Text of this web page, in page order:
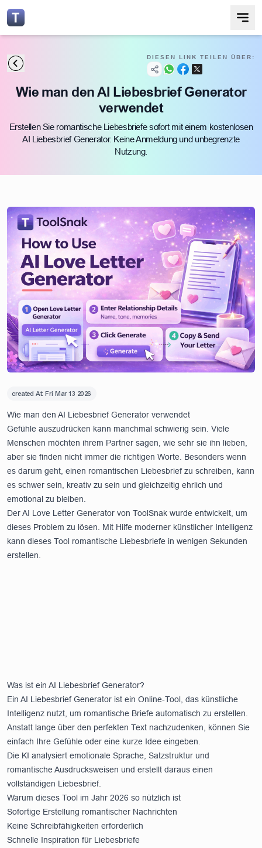
DIESEN LINK TEILEN ÜBER:
Wie man den AI Liebesbrief Generator
verwendet
Erstellen Sie romantische Liebesbriefe sofort mit einem kostenlosen
AI Liebesbrief Generator. Keine Anmeldung und unbegrenzte
Nutzung.
created At:Fri Mar 13 2026
Wie man den AI Liebesbrief Generator verwendet
Gefühle auszudrücken kann manchmal schwierig sein. Viele
Menschen möchten ihrem Partner sagen, wie sehr sie ihn lieben,
aber sie finden nicht immer die richtigen Worte. Besonders wenn
es darum geht, einen romantischen Liebesbrief zu schreiben, kann
es schwer sein, kreativ zu sein und gleichzeitig ehrlich und
emotional zu bleiben.
DerAI Love Letter Generator von ToolSnak wurde entwickelt, um
dieses Problem zu lösen. Mit Hilfe moderner künstlicher Intelligenz
kann dieses Tool romantische Liebesbriefe in wenigen Sekunden
erstellen.
Was ist ein AI Liebesbrief Generator?
Ein AI Liebesbrief Generator ist ein Online-Tool, das künstliche
Intelligenz nutzt, um romantische Briefe automatisch zu erstellen.
Anstatt lange über den perfekten Text nachzudenken, können Sie
einfach Ihre Gefühle oder eine kurze Idee eingeben.
Die KI analysiert emotionale Sprache, Satzstruktur und
romantische Ausdrucksweisen und erstellt daraus einen
vollständigen Liebesbrief.
Warum dieses Tool im Jahr 2026 so nützlich ist
Sofortige Erstellung romantischer Nachrichten
Keine Schreibfähigkeiten erforderlich
Schnelle Inspiration für Liebesbriefe